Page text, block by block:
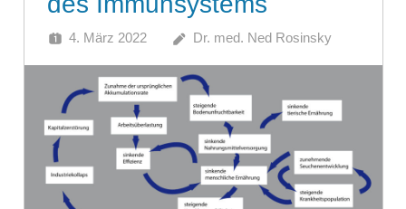
4. März 2022 Dr. med. Ned Rosinsky